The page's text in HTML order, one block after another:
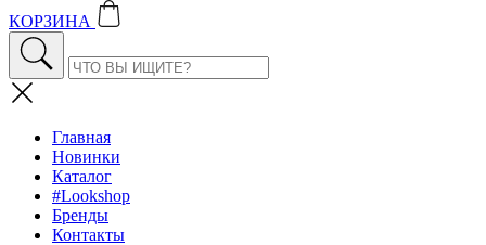
КОРЗИНА
Главная
Новинки
Каталог
#Lookshop
Бренды
Контакты